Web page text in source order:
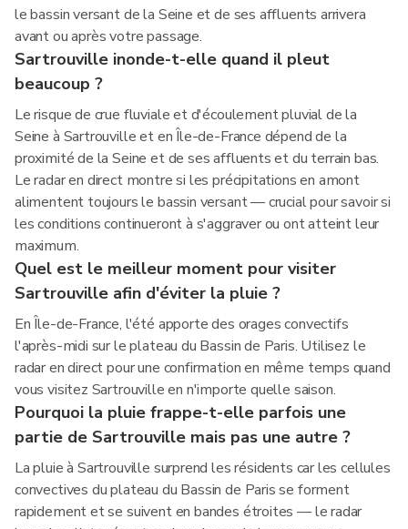
le bassin versant de la Seine et de ses affluents arrivera
avant ou après votre passage.
Sartrouville inonde-t-elle quand il pleut
beaucoup ?
Le risque de crue fluviale et d'écoulement pluvial de la
Seine à Sartrouville et en Île-de-France dépend de la
proximité de la Seine et de ses affluents et du terrain bas.
Le radar en direct montre si les précipitations en amont
alimentent toujours le bassin versant — crucial pour savoir si
les conditions continueront à s'aggraver ou ont atteint leur
maximum.
Quel est le meilleur moment pour visiter
Sartrouville afin d'éviter la pluie ?
En Île-de-France, l'été apporte des orages convectifs
l'après-midi sur le plateau du Bassin de Paris. Utilisez le
radar en direct pour une confirmation en même temps quand
vous visitez Sartrouville en n'importe quelle saison.
Pourquoi la pluie frappe-t-elle parfois une
partie de Sartrouville mais pas une autre ?
La pluie à Sartrouville surprend les résidents car les cellules
convectives du plateau du Bassin de Paris se forment
rapidement et se suivent en bandes étroites — le radar